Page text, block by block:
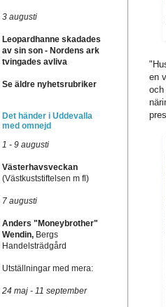
en
och
3 augusti
Leopardhanne skadades
av sin son - Nordens ark
tvingades avliva
Se äldre nyhetsrubriker
Det händer i Uddevalla
med omnejd
1 - 9 augusti
Västerhavsveckan
(Västkuststiftelsen m fl)
7 augusti
Anders "Moneybrother"
Wendin, Bergs
Handelsträdgård
Utställningar med mera:
24 maj - 11 september